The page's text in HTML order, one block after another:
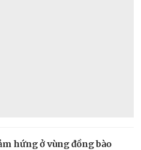
hứng ở vùng đồng bào